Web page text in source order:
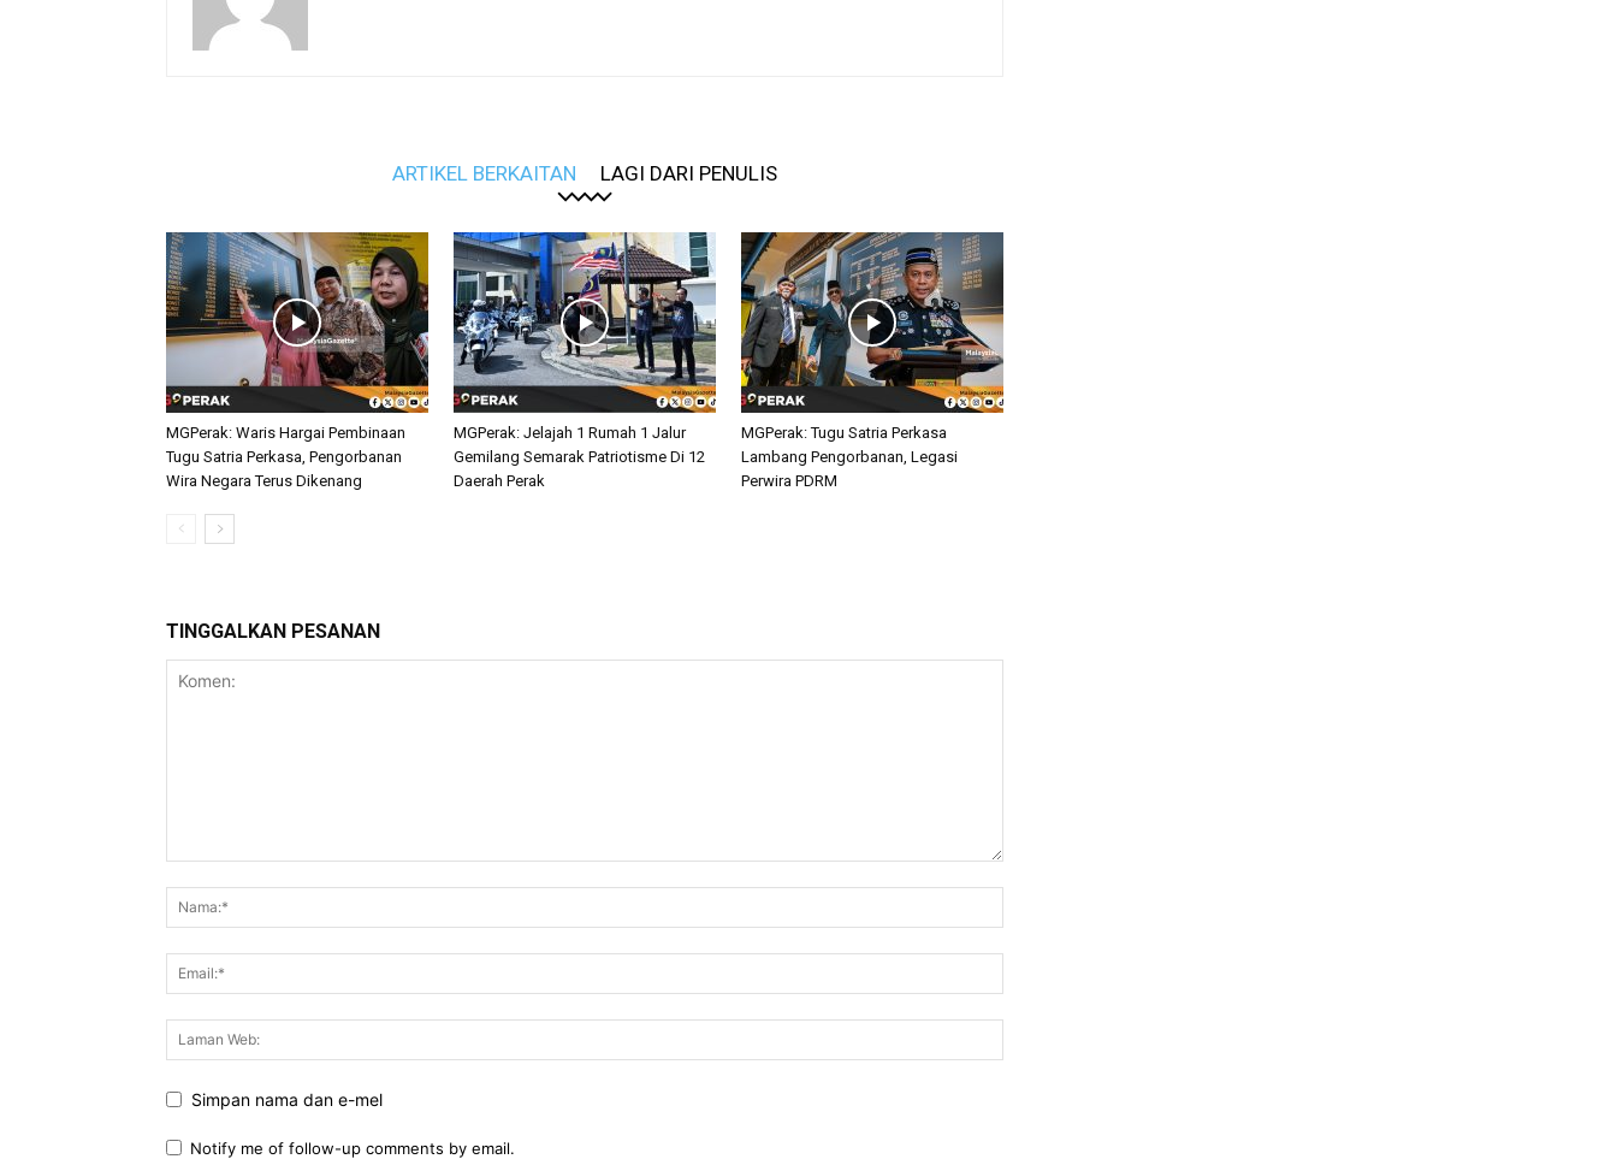
ARTIKEL BERKAITAN LAGI DARI PENULIS
MGPerak: Waris Hargai Pembinaan
Tugu Satria Perkasa, Pengorbanan
Wira Negara Terus Dikenang
MGPerak: Jelajah 1 Rumah 1 Jalur
Gemilang Semarak Patriotisme Di 12
Daerah Perak
MGPerak: Tugu Satria Perkasa
Lambang Pengorbanan, Legasi
Perwira PDRM
TINGGALKAN PESANAN
Simpan nama dan e-mel
Notify me of follow-up comments by email.